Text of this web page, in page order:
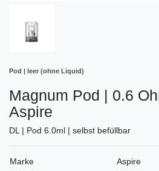
Pod | leer (ohne Liquid)
Magnum Pod | 0.6
Aspire
DL | Pod 6.0ml | selbst befüllbar
Marke
Aspire